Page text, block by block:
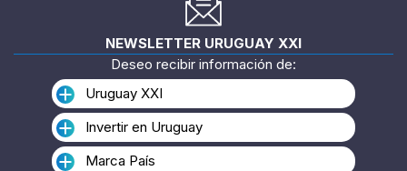
NEWSLETTER URUGUAY XXI
Deseo recibir información de:
Uruguay XXI
Invertir en Uruguay
Marca País